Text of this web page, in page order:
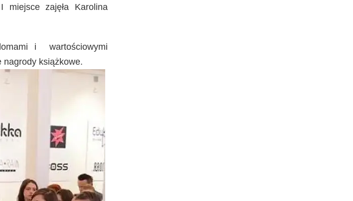
I miejsce zajęła Karolina
i wartościowymi
nagrody książkowe.